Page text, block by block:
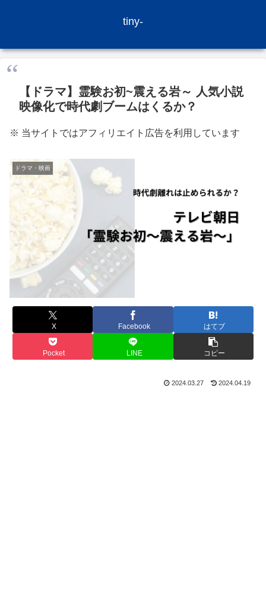
tiny-
【ドラマ】霊験お初~震える岩～ 人気小説
映像化で時代劇ブームはくるか？
※ 当サイトではアフィリエイト広告を利用しています
ドラマ・映画
X Facebook はてブ
Pocket LINE コピー
2024.03.27 2024.04.19